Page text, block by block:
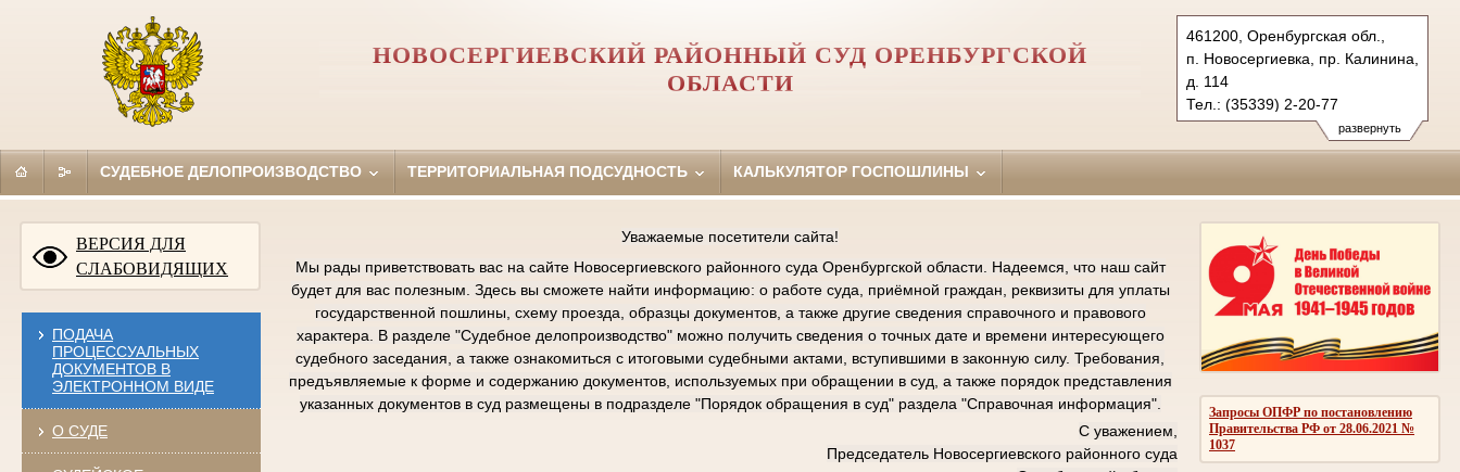
развернуть
461200, Оренбургская обл.,
п. Новосергиевка, пр. Калинина,
д. 114
Тел.: (35339) 2-20-77
(35339) 2-20-72 (ф.)
novosergievsky.orb@sudrf.ru
НОВОСЕРГИЕВСКИЙ РАЙОННЫЙ СУД ОРЕНБУРГСКОЙ
ОБЛАСТИ
СУДЕБНОЕ ДЕЛОПРОИЗВОДСТВО ТЕРРИТОРИАЛЬНАЯ ПОДСУДНОСТЬ КАЛЬКУЛЯТОР ГОСПОШЛИНЫ
ВЕРСИЯ ДЛЯ
СЛАБОВИДЯЩИХ
ПОДАЧА
ПРОЦЕССУАЛЬНЫХ
ДОКУМЕНТОВ В
ЭЛЕКТРОННОМ ВИДЕ
О СУДЕ
Запросы ОПФР по постановлению
Правительства РФ от 28.06.2021 №
1037
Уважаемые посетители сайта!
Мы рады приветствовать вас на сайте Новосергиевского районного суда Оренбургской области. Надеемся, что наш сайт
будет для вас полезным. Здесь вы сможете найти информацию: о работе суда, приёмной граждан, реквизиты для уплаты
государственной пошлины, схему проезда, образцы документов, а также другие сведения справочного и правового
характера. В разделе "Судебное делопроизводство" можно получить сведения о точных дате и времени интересующего
судебного заседания, а также ознакомиться с итоговыми судебными актами, вступившими в законную силу. Требования,
предъявляемые к форме и содержанию документов, используемых при обращении в суд, а также порядок представления
указанных документов в суд размещены в подразделе "Порядок обращения в суд" раздела "Справочная информация".
С уважением,
Председатель Новосергиевского районного суда